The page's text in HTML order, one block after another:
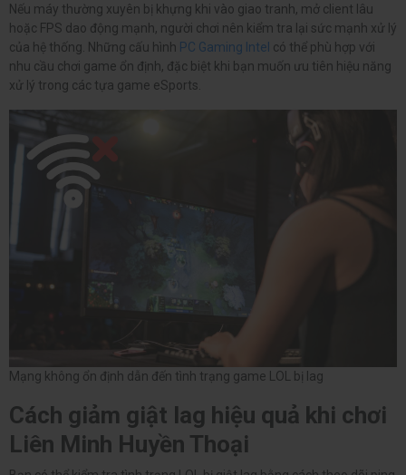
Nếu máy thường xuyên bị khựng khi vào giao tranh, mở client lâu
hoặc FPS dao động mạnh, người chơi nên kiểm tra lại sức mạnh xử lý
của hệ thống. Những cấu hình PC Gaming Intel có thể phù hợp với
nhu cầu chơi game ổn định, đặc biệt khi bạn muốn ưu tiên hiệu năng
xử lý trong các tựa game eSports.
Mạng không ổn định dẫn đến tình trạng game LOL bị lag
Cách giảm giật lag hiệu quả khi chơi
Liên Minh Huyền Thoại